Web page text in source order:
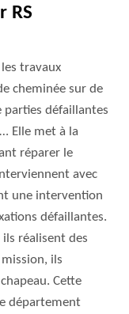
RS
les travaux
cheminée sur de
défaillantes
Elle met à la
réparer le
avec
une intervention
défaillantes.
réalisent des
ils
Cette
département